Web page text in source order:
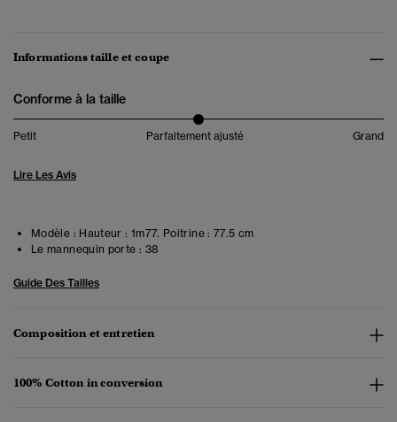
Informations taille et coupe
Conforme à la taille
Petit Parfaitement ajusté Grand
Lire Les Avis
Modèle : Hauteur : 1m77. Poitrine : 77.5 cm
Le mannequin porte : 38
Guide Des Tailles
Composition et entretien
100% Cotton in conversion